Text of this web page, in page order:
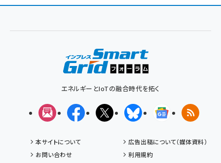
く
エネルギーとIoTの融合時代を拓く
メルマガFacebookX(エックス)BlueskyGoogleニュ
RSS
本サイトについて
広告出稿について（媒体資料）
お問い合わせ
利用規約